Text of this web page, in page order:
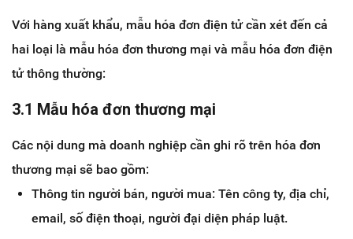
Với hàng xuất khẩu, mẫu hóa đơn điện tử cần xét đến cả
hai loại là mẫu hóa đơn thương mại và mẫu hóa đơn điện
tử thông thường:
3.1 Mẫu hóa đơn thương mại
Các nội dung mà doanh nghiệp cần ghi rõ trên hóa đơn
thương mại sẽ bao gồm:
Thông tin người bán, người mua: Tên công ty, địa chỉ,
email, số điện thoại, người đại diện pháp luật.